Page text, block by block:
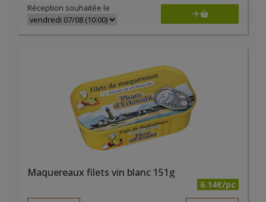
Réception souhaitée le
Maquereaux filets vin blanc 151g
6.14€/pc